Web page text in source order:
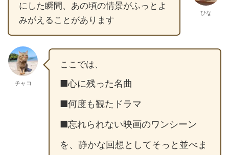
にした瞬間、あの頃の情景がふっとよ
みがえることがあります
ひな
チャコ
ここでは、
■心に残った名曲
■何度も観たドラマ
■忘れられない映画のワンシーン
を、静かな回想としてそっと並べま